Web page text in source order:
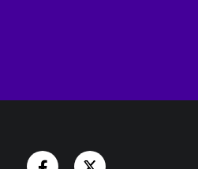
Facebook Account
Twitter Account